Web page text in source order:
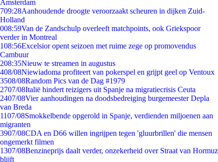
Amsterdam
709:28Aanhoudende droogte veroorzaakt scheuren in dijken Zuid-
Holland
008:59Van de Zandschulp overleeft matchpoints, ook Griekspoor
verder in Montreal
108:56Excelsior opent seizoen met ruime zege op promovendus
Cambuur
208:35Nieuw te streamen in augustus
408/08Niewiadoma profiteert van pokerspel en grijpt geel op Ventoux
3508/08Random Pics van de Dag #1979
2707/08Italië hindert reizigers uit Spanje na migratiecrisis Ceuta
2407/08Vier aanhoudingen na doodsbedreiging burgemeester Depla
van Breda
1107/08Smokkelbende opgerold in Spanje, verdienden miljoenen aan
migranten
3907/08CDA en D66 willen ingrijpen tegen 'gluurbrillen' die mensen
ongemerkt filmen
1307/08Benzineprijs daalt verder, onzekerheid over Straat van Hormuz
blijft